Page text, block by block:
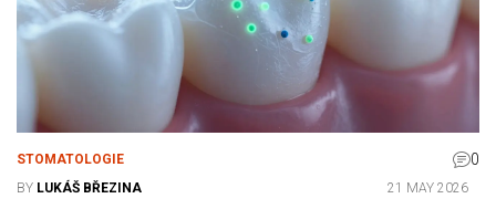
STOMATOLOGIE 0
BY LUKÁŠ BŘEZINA 21 MAY 2026